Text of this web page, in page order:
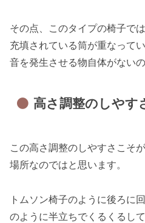
その点、このタイプの椅子で
充填されている筒が重なって
音を発生させる物自体がないの
高さ調整のしやす
この高さ調整のしやすさこそ
場所なのではと思います。
トムソン椅子のように後ろに
のように半立ちでくるくるし